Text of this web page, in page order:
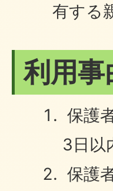
有する
利用
保護
3日以
保護